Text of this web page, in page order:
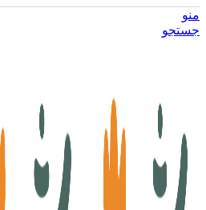
منو
جستجو